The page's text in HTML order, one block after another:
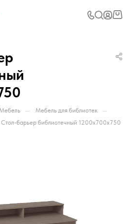
Мебель — Мебель для библиотек —
Стол-барьер библиотечный 1200х700х750